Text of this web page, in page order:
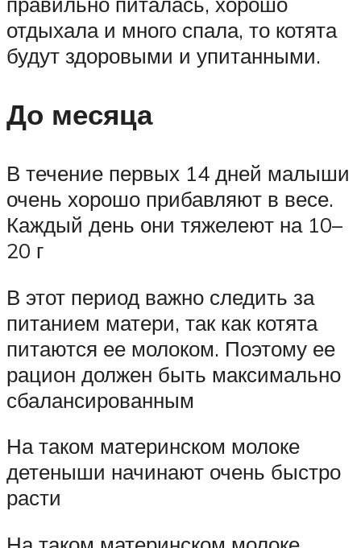
отдыхала и много спала, то котята
будут здоровыми и упитанными.
До месяца
В течение первых 14 дней малыши
очень хорошо прибавляют в весе.
Каждый день они тяжелеют на 10–
20 г
В этот период важно следить за
питанием матери, так как котята
питаются ее молоком. Поэтому ее
рацион должен быть максимально
сбалансированным
На таком материнском молоке
детеныши начинают очень быстро
расти